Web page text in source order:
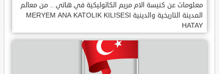
معلومات عن كنيسة الام مريم الكاثوليكية في هاتي .. من معالم
المدينة التاريخية والدينية MERYEM ANA KATOLIK KILISESI
HATAY